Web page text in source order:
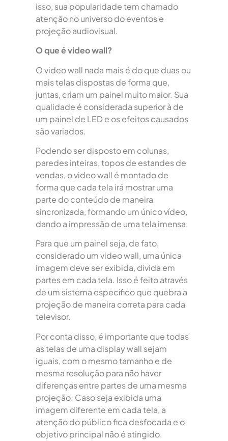
isso, sua popularidade tem chamado
atenção no universo do eventos e
projeção audiovisual.
O que é video wall?
O video wall nada mais é do que duas ou
mais telas dispostas de forma que,
juntas, criam um painel muito maior. Sua
qualidade é considerada superior à de
um painel de LED e os efeitos causados
são variados.
Podendo ser disposto em colunas,
paredes inteiras, topos de estandes de
vendas, o video wall é montado de
forma que cada tela irá mostrar uma
parte do conteúdo de maneira
sincronizada, formando um único vídeo,
dando a impressão de uma tela imensa.
Para que um painel seja, de fato,
considerado um video wall, uma única
imagem deve ser exibida, divida em
partes em cada tela. Isso é feito através
de um sistema específico que quebra a
projeção de maneira correta para cada
televisor.
Por conta disso, é importante que todas
as telas de uma display wall sejam
iguais, com o mesmo tamanho e de
mesma resolução para não haver
diferenças entre partes de uma mesma
projeção. Caso seja exibida uma
imagem diferente em cada tela, a
atenção do público fica desfocada e o
objetivo principal não é atingido.